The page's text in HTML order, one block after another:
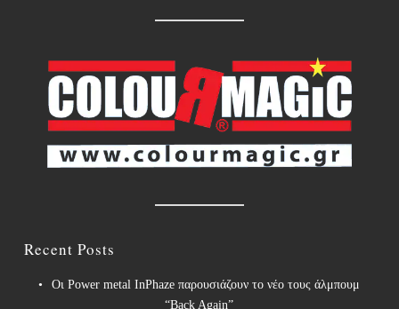
Recent Posts
Οι Power metal InPhaze παρουσιάζουν το νέο τους άλμπουμ
“Back Again”